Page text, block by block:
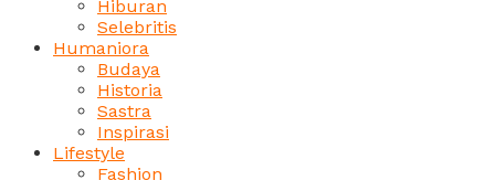
Hiburan
Selebritis
Humaniora
Budaya
Historia
Sastra
Inspirasi
Lifestyle
Fashion